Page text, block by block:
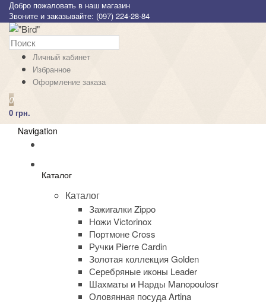
Добро пожаловать в наш магазин
Звоните и заказывайте: (097) 224-28-84
Личный кабинет
Избранное
Оформление заказа
0
0 грн.
Navigation
Каталог
Каталог
Зажигалки Zippo
Ножи Victorinox
Портмоне Cross
Ручки Pierre Cardin
Золотая коллекция Golden
Серебряные иконы Leader
Шахматы и Нарды Manopoulosr
Оловянная посуда Artina